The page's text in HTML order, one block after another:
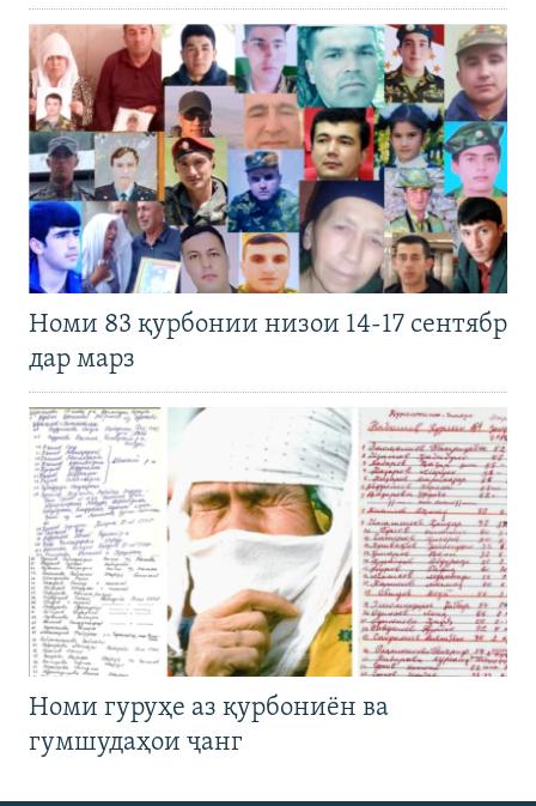
Номи 83 қурбонии низои 14-17 сентябр
дар марз
Номи гуруҳе аз қурбониён ва
гумшудаҳои ҷанг